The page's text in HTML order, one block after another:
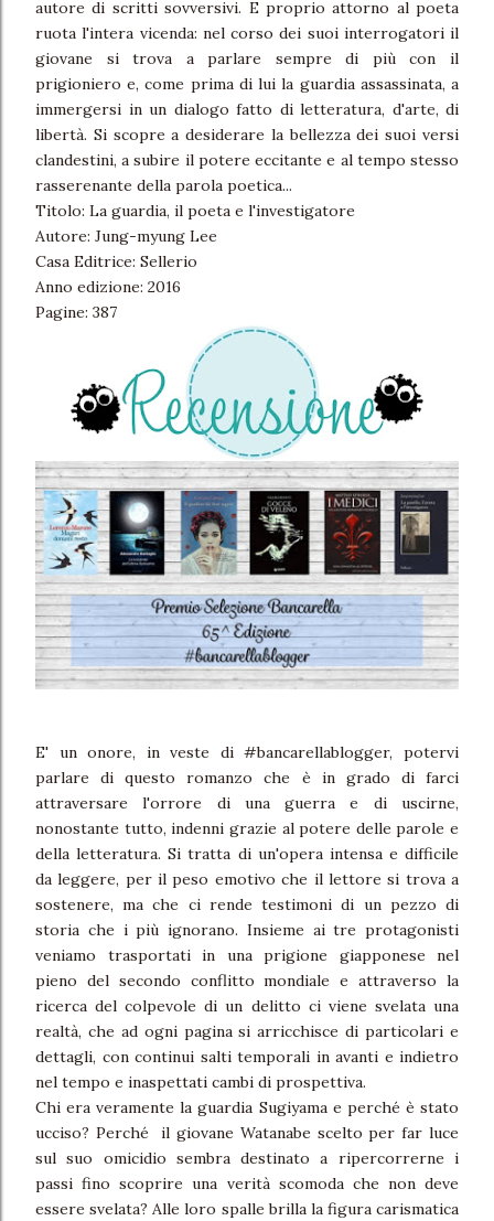
autore di scritti sovversivi. E proprio attorno al poeta
ruota l'intera vicenda: nel corso dei suoi interrogatori il
giovane si trova a parlare sempre di più con il
prigioniero e, come prima di lui la guardia assassinata, a
immergersi in un dialogo fatto di letteratura, d'arte, di
libertà. Si scopre a desiderare la bellezza dei suoi versi
clandestini, a subire il potere eccitante e al tempo stesso
rasserenante della parola poetica...
Titolo: La guardia, il poeta e l'investigatore
Autore: Jung-myung Lee
Casa Editrice: Sellerio
Anno edizione: 2016
Pagine: 387
E' un onore, in veste di #bancarellablogger, potervi
parlare di questo romanzo che è in grado di farci
attraversare l'orrore di una guerra e di uscirne,
nonostante tutto, indenni grazie al potere delle parole e
della letteratura. Si tratta di un'opera intensa e difficile
da leggere, per il peso emotivo che il lettore si trova a
sostenere, ma che ci rende testimoni di un pezzo di
storia che i più ignorano. Insieme ai tre protagonisti
veniamo trasportati in una prigione giapponese nel
pieno del secondo conflitto mondiale e attraverso la
ricerca del colpevole di un delitto ci viene svelata una
realtà, che ad ogni pagina si arricchisce di particolari e
dettagli, con continui salti temporali in avanti e indietro
nel tempo e inaspettati cambi di prospettiva.
Chi era veramente la guardia Sugiyama e perché è stato
ucciso? Perché il giovane Watanabe scelto per far luce
sul suo omicidio sembra destinato a ripercorrerne i
passi fino scoprire una verità scomoda che non deve
essere svelata? Alle loro spalle brilla la figura carismatica